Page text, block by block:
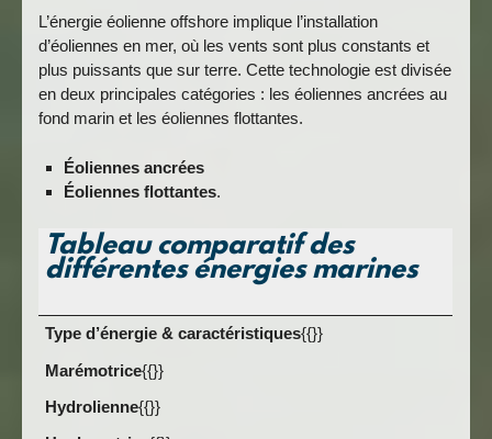
L’énergie éolienne offshore implique l’installation
d’éoliennes en mer, où les vents sont plus constants et
plus puissants que sur terre. Cette technologie est divisée
en deux principales catégories : les éoliennes ancrées au
fond marin et les éoliennes flottantes.
Éoliennes ancrées
Éoliennes flottantes.
Tableau comparatif des
différentes énergies marines
Type d’énergie & caractéristiques{{}}
Marémotrice{{}}
Hydrolienne{{}}